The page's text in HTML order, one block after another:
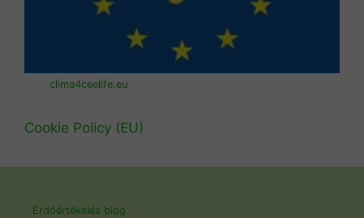
clima4ceelife.eu
Cookie Policy (EU)
Erdőértékelés blog